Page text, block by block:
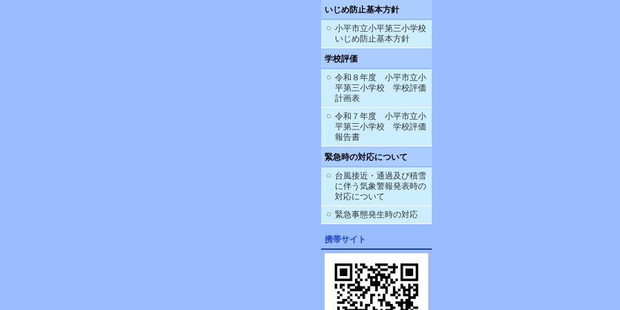
いじめ防止基本方針
小平市立小平第三小学校
いじめ防止基本方針
学校評価
令和８年度 小平市立小
平第三小学校 学校評価
計画表
令和７年度 小平市立小
平第三小学校 学校評価
報告書
緊急時の対応について
台風接近・通過及び積雪
に伴う気象警報発表時の
対応について
緊急事態発生時の対応
携帯サイト